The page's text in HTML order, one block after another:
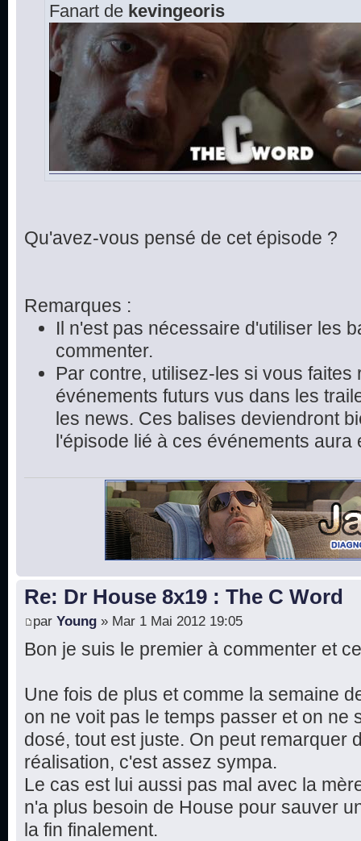
Fanart de kevingeoris
Qu'avez-vous pensé de cet épisode ?
Remarques :
Il n'est pas nécessaire d'utiliser les
commenter.
Par contre, utilisez-les si vous faites
événements futurs vus dans les
les news. Ces balises deviendront
l'épisode lié à ces événements aura
Re: Dr House 8x19 : The C Word
par Young » Mar 1 Mai 2012 19:05
Bon je suis le premier à commenter et
Une fois de plus et comme la semaine
on ne voit pas le temps passer et on ne
dosé, tout est juste. On peut remarquer
réalisation, c'est assez sympa.
Le cas est lui aussi pas mal avec la
n'a plus besoin de House pour sauver
la fin finalement.